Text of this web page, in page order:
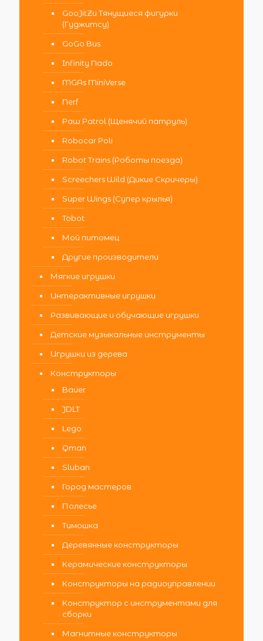
GooJitZu Тянущиеся фигурки
(Гуджитсу)
GoGo Bus
Infinity Nado
MGAs MiniVerse
Nerf
Paw Patrol (Щенячий патруль)
Robocar Poli
Robot Trains (Роботы поезда)
Screechers Wild (Дикие Скричеры)
Super Wings (Супер крылья)
Tobot
Мой питомец
Другие производители
Мягкие игрушки
Интерактивные игрушки
Развивающие и обучающие игрушки
Детские музыкальные инструменты
Игрушки из дерева
Конструкторы
Bauer
JDLT
Lego
Qman
Sluban
Город мастеров
Полесье
Тимошка
Деревянные конструкторы
Керамические конструкторы
Конструкторы на радиоуправлении
Конструктор с инструментами для
сборки
Магнитные конструкторы